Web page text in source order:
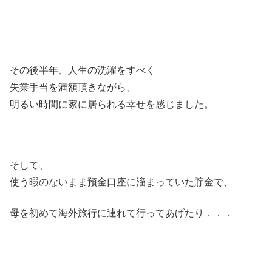
その後半年、人生の洗濯をすべく
失業手当を満額頂きながら、
明るい時間に家に居られる幸せを感じました。
そして、
使う暇のないまま預金口座に溜まっていた貯金で、
母を初めて海外旅行に連れて行ってあげたり．．．